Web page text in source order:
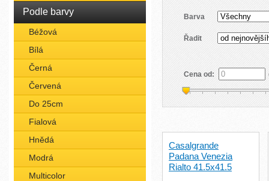
Podle barvy
Béžová
Bílá
Černá
Červená
Do 25cm
Fialová
Hnědá
Modrá
Multicolor
Barva
Řadit
Cena od:
Casalgrande
Padana Venezia
Rialto 41.5x41.5